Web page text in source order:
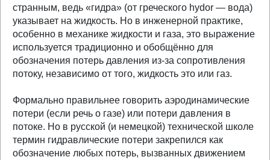
странным, ведь «гидра» (от греческого hydor — вода)
указывает на жидкость. Но в инженерной практике,
особенно в механике жидкости и газа, это выражение
используется традиционно и обобщённо для
обозначения потерь давления из-за сопротивления
потоку, независимо от того, жидкость это или газ.
Формально правильнее говорить аэродинамические
потери (если речь о газе) или потери давления в
потоке. Но в русской (и немецкой) технической школе
термин гидравлические потери закрепился как
обозначение любых потерь, вызванных движением